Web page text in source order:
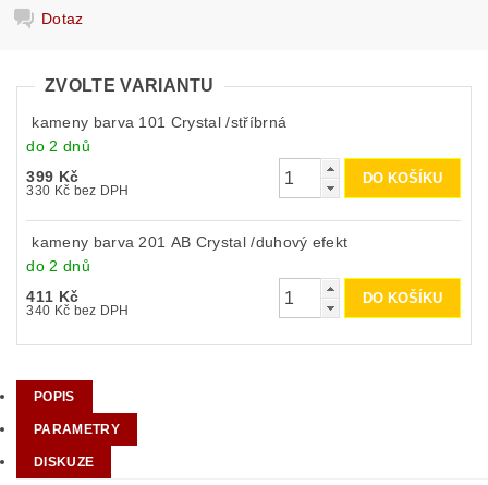
Dotaz
ZVOLTE VARIANTU
kameny barva 101 Crystal /stříbrná
do 2 dnů
399 Kč
330 Kč bez DPH
kameny barva 201 AB Crystal /duhový efekt
do 2 dnů
411 Kč
340 Kč bez DPH
POPIS
PARAMETRY
DISKUZE